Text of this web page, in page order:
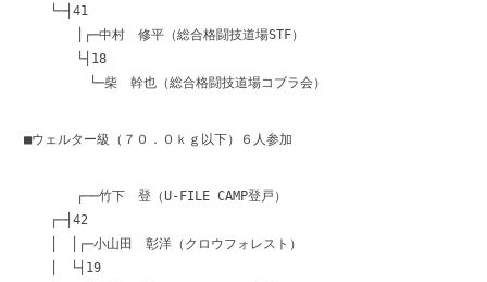
└─┤41
│┌─中村 修平（総合格闘技道場STF）
└┤18
└─柴 幹也（総合格闘技道場コブラ会）
■ウェルター級（７０．０ｋｇ以下）６人参加
┌──竹下 登（U-FILE CAMP登戸）
┌─┤42
│ │┌─小山田 彰洋（クロウフォレスト）
│ └┤19